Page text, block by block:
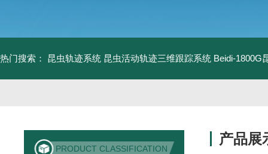
热门搜索： 昆虫轨迹系统 昆虫活动轨迹三维跟踪系统 Beidi-1800G
PRODUCT CLASSIFICATION
产品展